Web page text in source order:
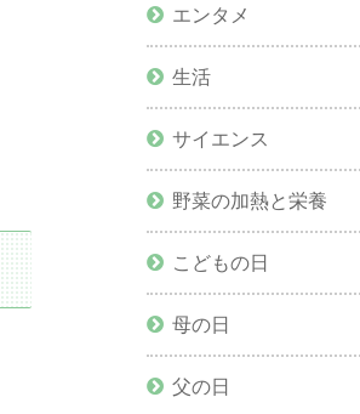
エンタメ
生活
サイエンス
野菜の加熱と栄養
こどもの日
母の日
父の日